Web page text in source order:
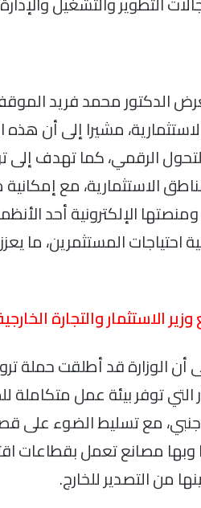
الدكتور محمد فريد
الاستثمارية، مشيرا إلى أن
التحول الرقمي، كما تهدف
الاستثمارية، مع إمكانية
الإلكترونية أحد
احتياجات المستثمرين، ما
الاستثمار والتجارة
أن الوزارة قد أطلقت حملة
التي توفر بيئة عمل
مع تسليط الضوء على
وبها مصانع تعمل بقطاعات
من التصدير للخارج.